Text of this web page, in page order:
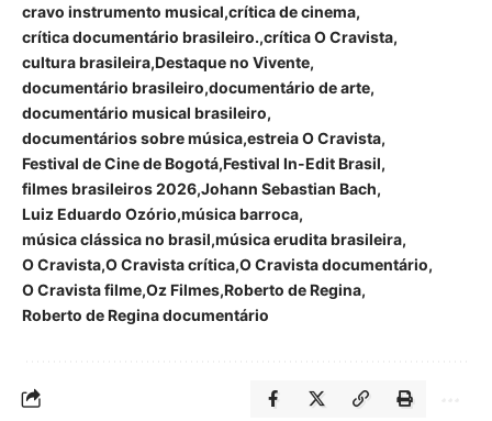
cravo instrumento musical crítica de cinema
crítica documentário brasileiro. crítica O Cravista
cultura brasileira Destaque no Vivente
documentário brasileiro documentário de arte
documentário musical brasileiro
documentários sobre música estreia O Cravista
Festival de Cine de Bogotá Festival In-Edit Brasil
filmes brasileiros 2026 Johann Sebastian Bach
Luiz Eduardo Ozório música barroca
música clássica no brasil música erudita brasileira
O Cravista O Cravista crítica O Cravista documentário
O Cravista filme Oz Filmes Roberto de Regina
Roberto de Regina documentário